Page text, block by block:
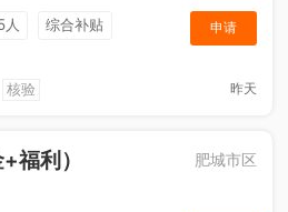
人
综合补贴
申请
核验 昨天
福利） 肥城市区